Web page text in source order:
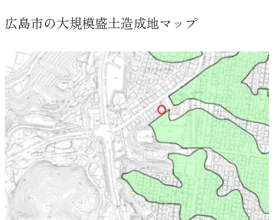
広島市の大規模盛土造成地マップ